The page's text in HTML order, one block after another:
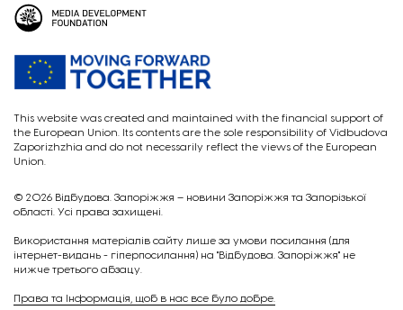
This website was created and maintained with the financial support of
the European Union. Its contents are the sole responsibility of Vidbudova
Zaporizhzhia and do not necessarily reflect the views of the European
Union.
© 2026 Відбудова. Запоріжжя – новини Запоріжжя та Запорізької
області. Усі права захищені.
Викориcтання матеріалів сайту лише за умови посилання (для
інтернет-видань - гіперпосилання) на "Відбудова. Запоріжжя" не
нижче третього абзацу.
Права та Інформація, щоб в нас все було добре.